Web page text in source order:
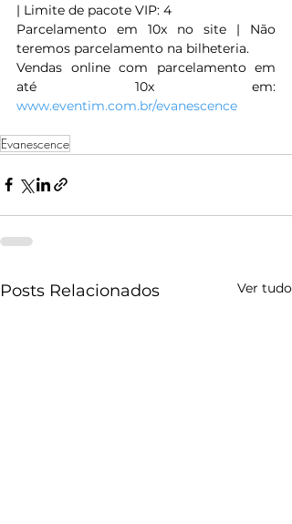
| Limite de pacote VIP: 4
Parcelamento em 10x no site | Não
teremos parcelamento na bilheteria.
Vendas online com parcelamento em
www.eventim.com.br/evanescence
Evanescence
Posts Relacionados Ver tudo